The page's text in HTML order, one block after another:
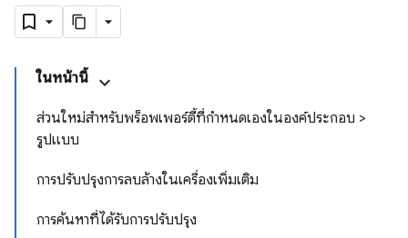
ในหน้านี้
ส่วนใหม่สำหรับพร็อพเพอร์ตี้ที่กำหนดเองในองค์ประกอบ >
รูปแบบ
การปรับปรุงการลบล้างในเครื่องเพิ่มเติม
การค้นหาที่ได้รับการปรับปรุง